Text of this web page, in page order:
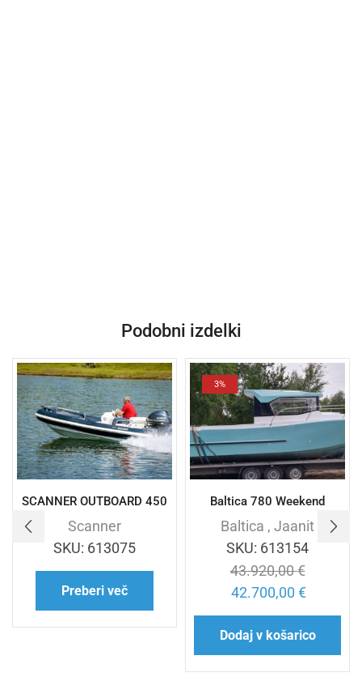
Podobni izdelki
SCANNER OUTBOARD 450
Scanner
SKU: 613075
Preberi več
3%
Baltica 780 Weekend
Baltica , Jaanit
SKU: 613154
43.920,00€
42.700,00 €
Dodaj v košarico